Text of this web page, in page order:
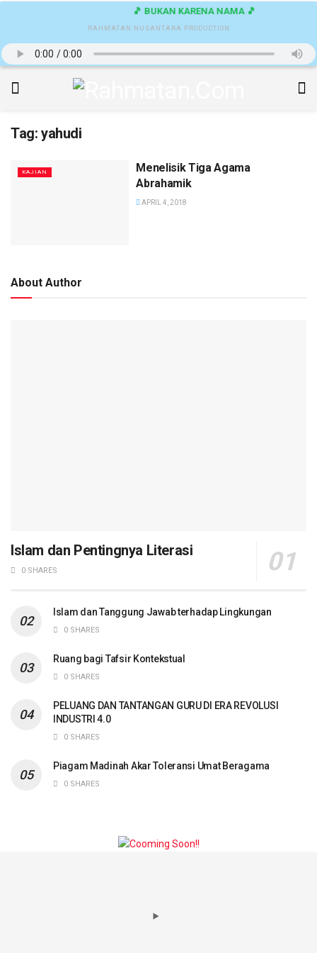
🎵 BUKAN KARENA NAMA 🎵
RAHMATAN NUSANTARA PRODUCTION
Tag: yahudi
KAJIAN
Menelisik Tiga Agama
Abrahamik
APRIL 4, 2018
About Author
Islam dan Pentingnya Literasi
0 SHARES
Islam dan Tanggung Jawab terhadap Lingkungan
0 SHARES
Ruang bagi Tafsir Kontekstual
0 SHARES
PELUANG DAN TANTANGAN GURU DI ERA REVOLUSI
INDUSTRI 4.0
0 SHARES
Piagam Madinah Akar Toleransi Umat Beragama
0 SHARES